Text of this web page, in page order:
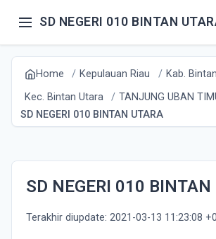
SD NEGERI 010 BINTAN
Home Kepulauan Riau
Kab. Bintan
Kec. Bintan Utara
TANJUNG UBAN
SD NEGERI 010 BINTAN UTARA
SD NEGERI 010 BINTAN
Terakhir diupdate: 2021-03-13 11:23:08